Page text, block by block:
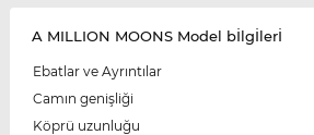
A MILLION MOONS Model bİlgİlerİ
Ebatlar ve Ayrıntılar
Camın genişliği
Köprü uzunluğu